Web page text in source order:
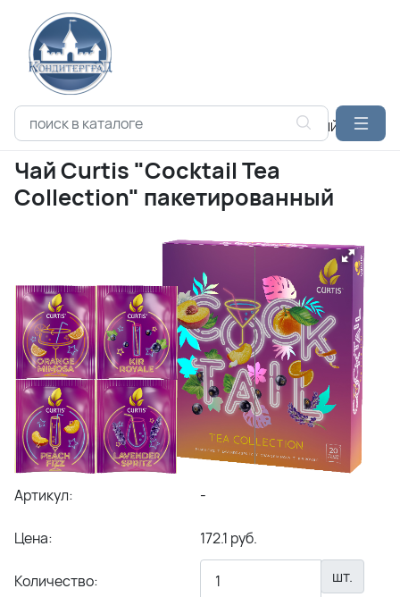
Каталог продукции ПОДАРОЧНЫЙ
Чай Curtis "Cocktail Tea
Collection" пакетированный
Артикул: -
Цена: 172.1 руб.
Количество: шт.